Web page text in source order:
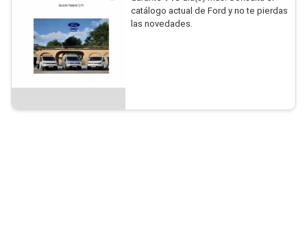
catálogo actual de Ford y no te pierdas
las novedades.